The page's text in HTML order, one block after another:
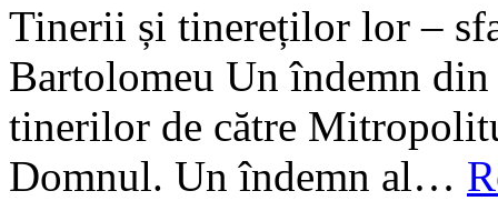
Tinerii și tinereților lor –
Bartolomeu Un îndemn
tinerilor de către
Domnul. Un îndemn al…